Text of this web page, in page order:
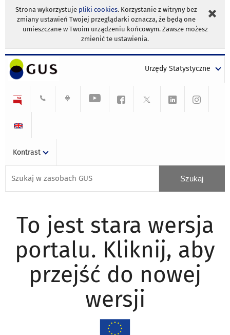
Strona wykorzystuje pliki cookies. Korzystanie z witryny bez
zmiany ustawień Twojej przeglądarki oznacza, że będą one
umieszczane w Twoim urządzeniu końcowym. Zawsze możesz
zmienić te ustawienia.
Urzędy Statystyczne
Kontrast
To jest stara wersja
portalu. Kliknij, aby
przejść do nowej
wersji